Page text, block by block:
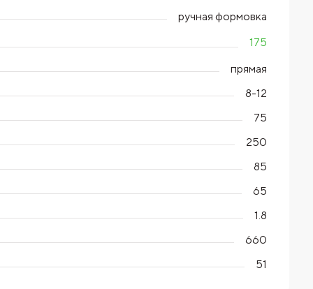
ручная формовка
175
прямая
8-12
75
250
85
65
1.8
660
51